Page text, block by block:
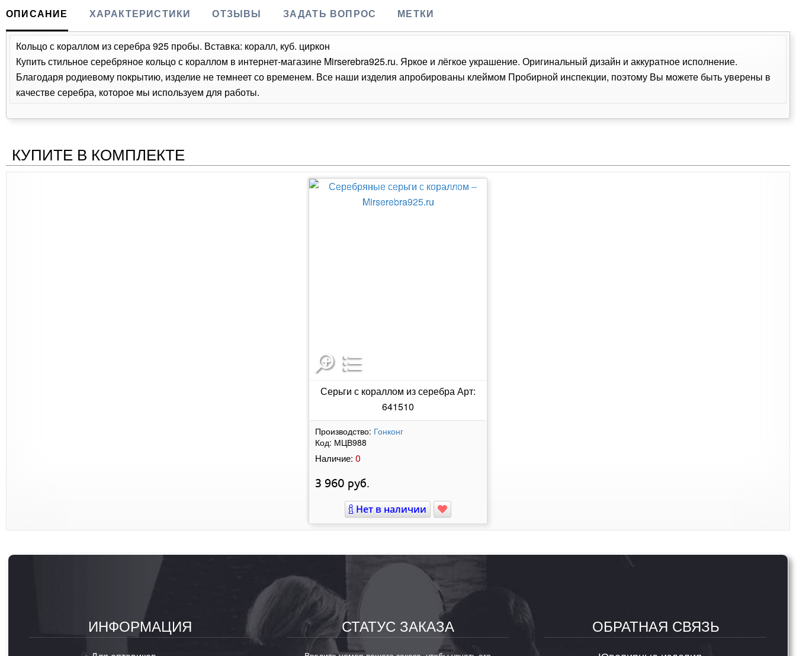
ОПИСАНИЕ ХАРАКТЕРИСТИКИ ОТЗЫВЫ ЗАДАТЬ ВОПРОС МЕТКИ
Кольцо с кораллом из серебра 925 пробы. Вставка: коралл, куб. циркон
Купить стильное серебряное кольцо с кораллом в интернет-магазине Mirserebra925.ru. Яркое и лёгкое украшение. Оригинальный дизайн и аккуратное исполнение.
Благодаря родиевому покрытию, изделие не темнеет со временем. Все наши изделия апробированы клеймом Пробирной инспекции, поэтому Вы можете быть уверены в
качестве серебра, которое мы используем для работы.
КУПИТЕ В КОМПЛЕКТЕ
Серьги с кораллом из серебра Арт:
641510
Производство: Гонконг
Код: МЦВ988
Наличие: 0
3 960 руб.
Нет в наличии
ИНФОРМАЦИЯ СТАТУС ЗАКАЗА ОБРАТНАЯ СВЯЗЬ